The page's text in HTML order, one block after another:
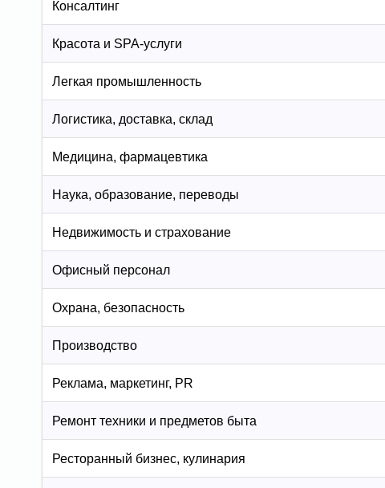
Консалтинг
Красота и SPA-услуги
Легкая промышленность
Логистика, доставка, склад
Медицина, фармацевтика
Наука, образование, переводы
Недвижимость и страхование
Офисный персонал
Охрана, безопасность
Производство
Реклама, маркетинг, PR
Ремонт техники и предметов быта
Ресторанный бизнес, кулинария